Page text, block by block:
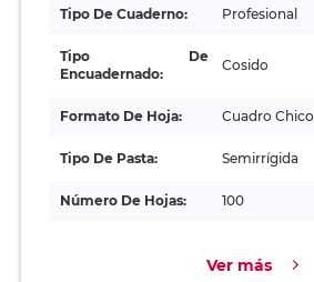
Tipo De Cuaderno: Profesional
Tipo De
Encuadernado:
Cosido
Formato De Hoja: Cuadro Chico
Tipo De Pasta: Semirrígida
Número De Hojas: 100
Ver más